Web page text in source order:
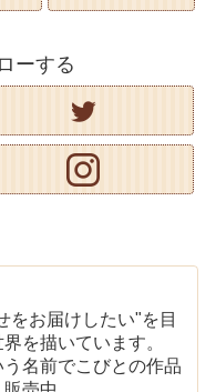
ーする
をお届けしたい"を目
を描いています。
う名前でこびとの作品